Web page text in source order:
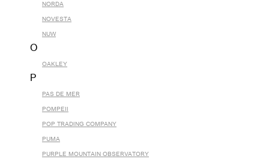
NORDA
NOVESTA
NUW
O
OAKLEY
P
PAS DE MER
POMPEII
POP TRADING COMPANY
PUMA
PURPLE MOUNTAIN OBSERVATORY